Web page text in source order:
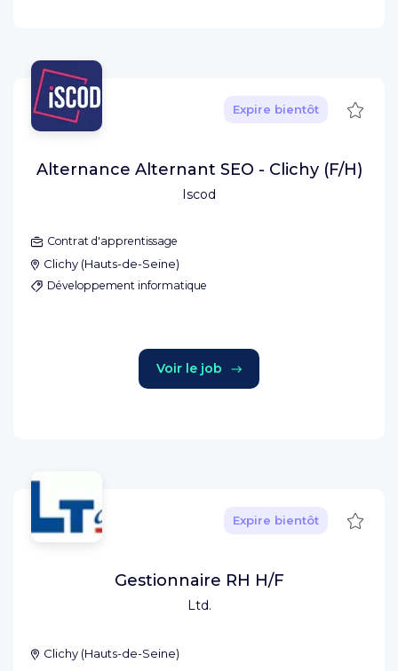
Iscod
Expire bientôt
Alternance Alternant SEO - Clichy (F/H)
Contrat d'apprentissage
Clichy (Hauts-de-Seine)
Développement informatique
Voir le job
Ltd.
Expire bientôt
Gestionnaire RH H/F
Clichy (Hauts-de-Seine)